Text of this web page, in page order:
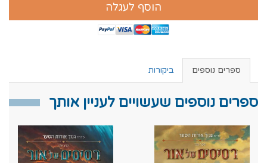
הוסף לעגלה
ספרים נוספים ביקורות
ספרים נוספים שעשויים לעניין אותך